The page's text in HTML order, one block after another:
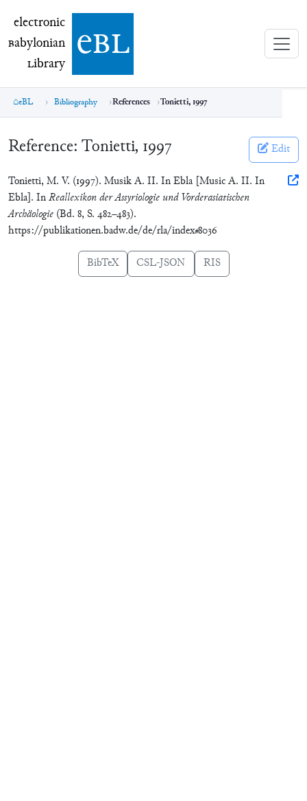
electronic Babylonian Library (eBL)
electronic
Babylonian
Library ebl
eBL Bibliography References Tonietti, 1997
Reference: Tonietti, 1997 Edit
Tonietti, M. V. (1997). Musik A. II. In Ebla [Music A. II. In
Ebla]. InReallexikon der Assyriologie und Vorderasiatischen
Archäologie (Bd. 8, S. 482–483).
https://publikationen.badw.de/de/rla/index#8036
BibTeX CSL-JSON RIS